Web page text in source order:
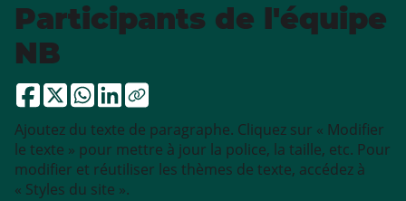
Participants de l'équipe
NB
Ajoutez du texte de paragraphe. Cliquez sur « Modifier
le texte » pour mettre à jour la police, la taille, etc. Pour
modifier et réutiliser les thèmes de texte, accédez à
« Styles du site ».